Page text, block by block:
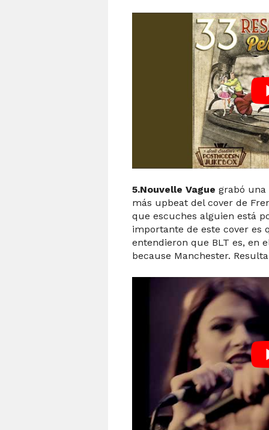
5.Nouvelle Vague grabó una
más upbeat del cover de
que escuches alguien está
importante de este cover es
entendieron que BLT es, en
because Manchester.